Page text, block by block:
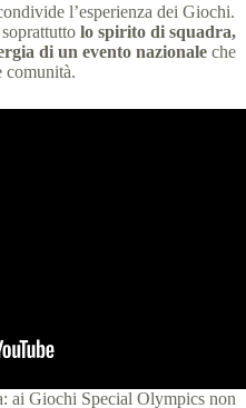
l’esperienza dei Giochi.
lo spirito di squadra,
di un evento nazionale che
comunità.
ai Giochi Special Olympics non